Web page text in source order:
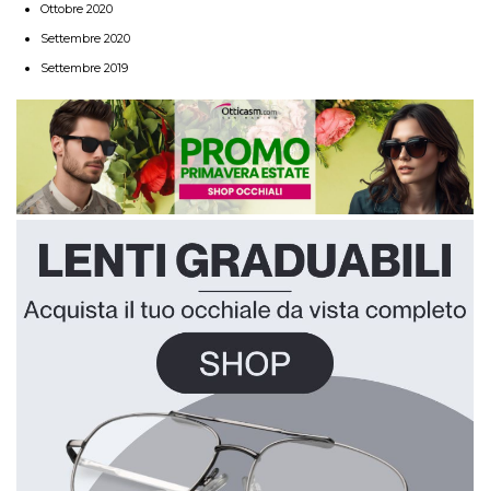
Ottobre 2020
Settembre 2020
Settembre 2019